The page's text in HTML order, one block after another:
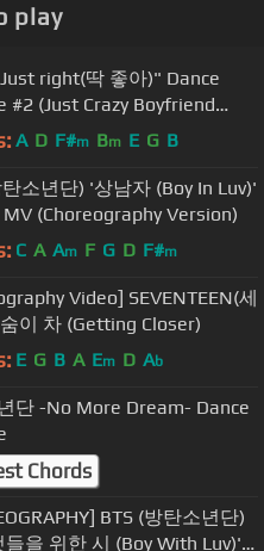
play
right(딱 좋아)" Dance
#2 (Just Crazy Boyfriend
A D F#m Bm E G B
탄소년단) '상남자 (Boy In Luv)'
(Choreography Version)
C A Am F G D F#m
Video] SEVENTEEN(세
이 차 (Getting Closer)
E G B A Em D Ab
단 -No More Dream- Dance
Chords
BTS (방탄소년단)
들을 위한 시 (Boy With Luv)'